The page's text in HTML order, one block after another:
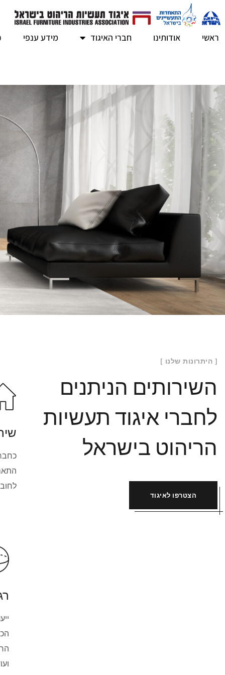
ראשי אודותינו חברי האיגוד מידע ענפי
[ היתרונות שלנו ]
השירותים הניתנים
לחברי איגוד תעשיות
הריהוט בישראל
הצטרפו לאיגוד